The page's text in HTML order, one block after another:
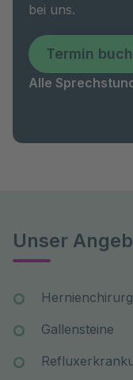
bei uns.
Termin
Alle
Unser
Gallensteine